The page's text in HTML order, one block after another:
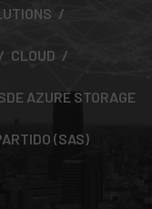
CLOUD
AZURE STORAGE
(SAS)